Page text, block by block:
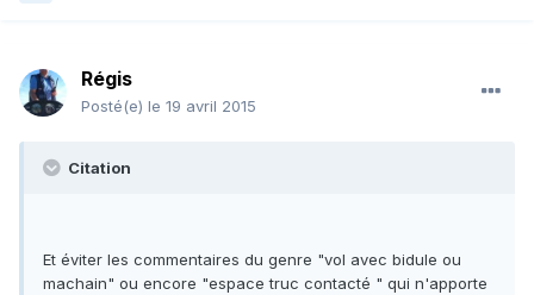
Régis
Posté(e) le 19 avril 2015
Citation
Et éviter les commentaires du genre "vol avec bidule ou
machain" ou encore "espace truc contacté " qui n'apporte